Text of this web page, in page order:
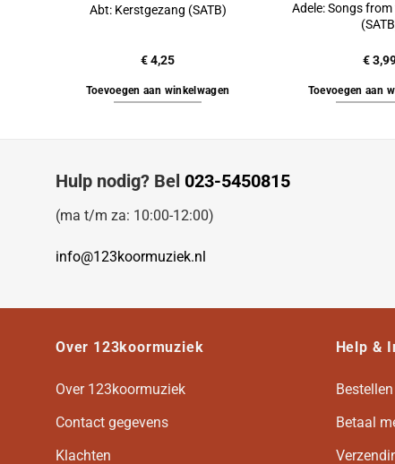
Abt: Kerstgezang (SATB)
€4,25
Toevoegen aan winkelwagen
Adele: Songs
€
Toevoegen aan
Hulp nodig? Bel 023-5450815
(ma t/m za: 10:00-12:00)
info@123koormuziek.nl
Over 123koormuziek
Over 123koormuziek
Contact gegevens
Klachten
Help &
Bestellen
Betaal